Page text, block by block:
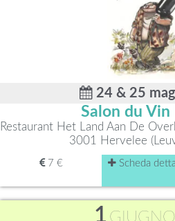
24 & 25
Salon du Vin
Restaurant Het Land Aan De
3001 Hervelee
7 € Scheda
1 GIUGNO